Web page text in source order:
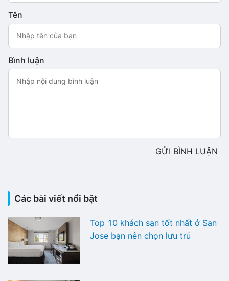
Tên
Bình luận
GỬI BÌNH LUẬN
Các bài viết nổi bật
Top 10 khách sạn tốt nhất ở San
Jose bạn nên chọn lưu trú